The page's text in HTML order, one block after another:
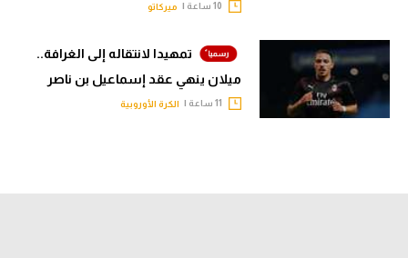
ميركاتو
تمهيدا لانتقاله إلى الغرافة..
ميلان ينهي عقد إسماعيل بن ناصر
الكرة الأوروبية